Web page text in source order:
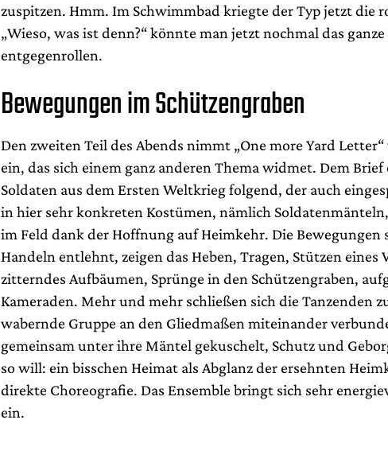
zuspitzen. Hmm. Im Schwimmbad kriegte der Typ jetzt die
„Wieso, was ist denn?“ könnte man jetzt nochmal das ganze
entgegenrollen.
Bewegungen im Schützengraben
Den zweiten Teil des Abends nimmt „One more Yard
ein, das sich einem ganz anderen Thema widmet. Dem Brief
Soldaten aus dem Ersten Weltkrieg folgend, der auch
in hier sehr konkreten Kostümen, nämlich
im Feld dank der Hoffnung auf Heimkehr. Die Bewegungen
Handeln entlehnt, zeigen das Heben, Tragen, Stützen eines
zitterndes Aufbäumen, Sprünge in den Schützengraben,
Kameraden. Mehr und mehr schließen sich die Tanzenden
wabernde Gruppe an den Gliedmaßen miteinander
gemeinsam unter ihre Mäntel gekuschelt, Schutz und
so will: ein bisschen Heimat als Abglanz der ersehnten
direkte Choreografie. Das Ensemble bringt sich sehr
ein.